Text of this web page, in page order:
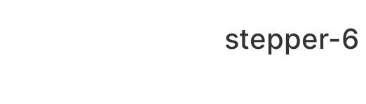
stepper-6